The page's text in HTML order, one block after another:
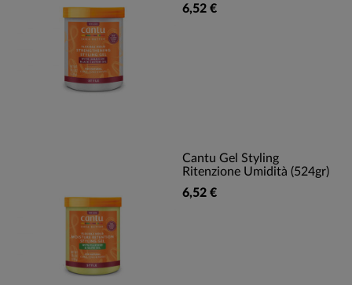
6,52 €
Cantu Gel Styling
Ritenzione Umidità (524gr)
6,52 €